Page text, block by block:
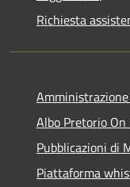
Richiesta
Albo Pretorio On
Pubblicazioni di
Piattaforma